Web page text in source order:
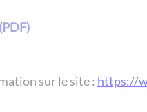
sur le site : https://